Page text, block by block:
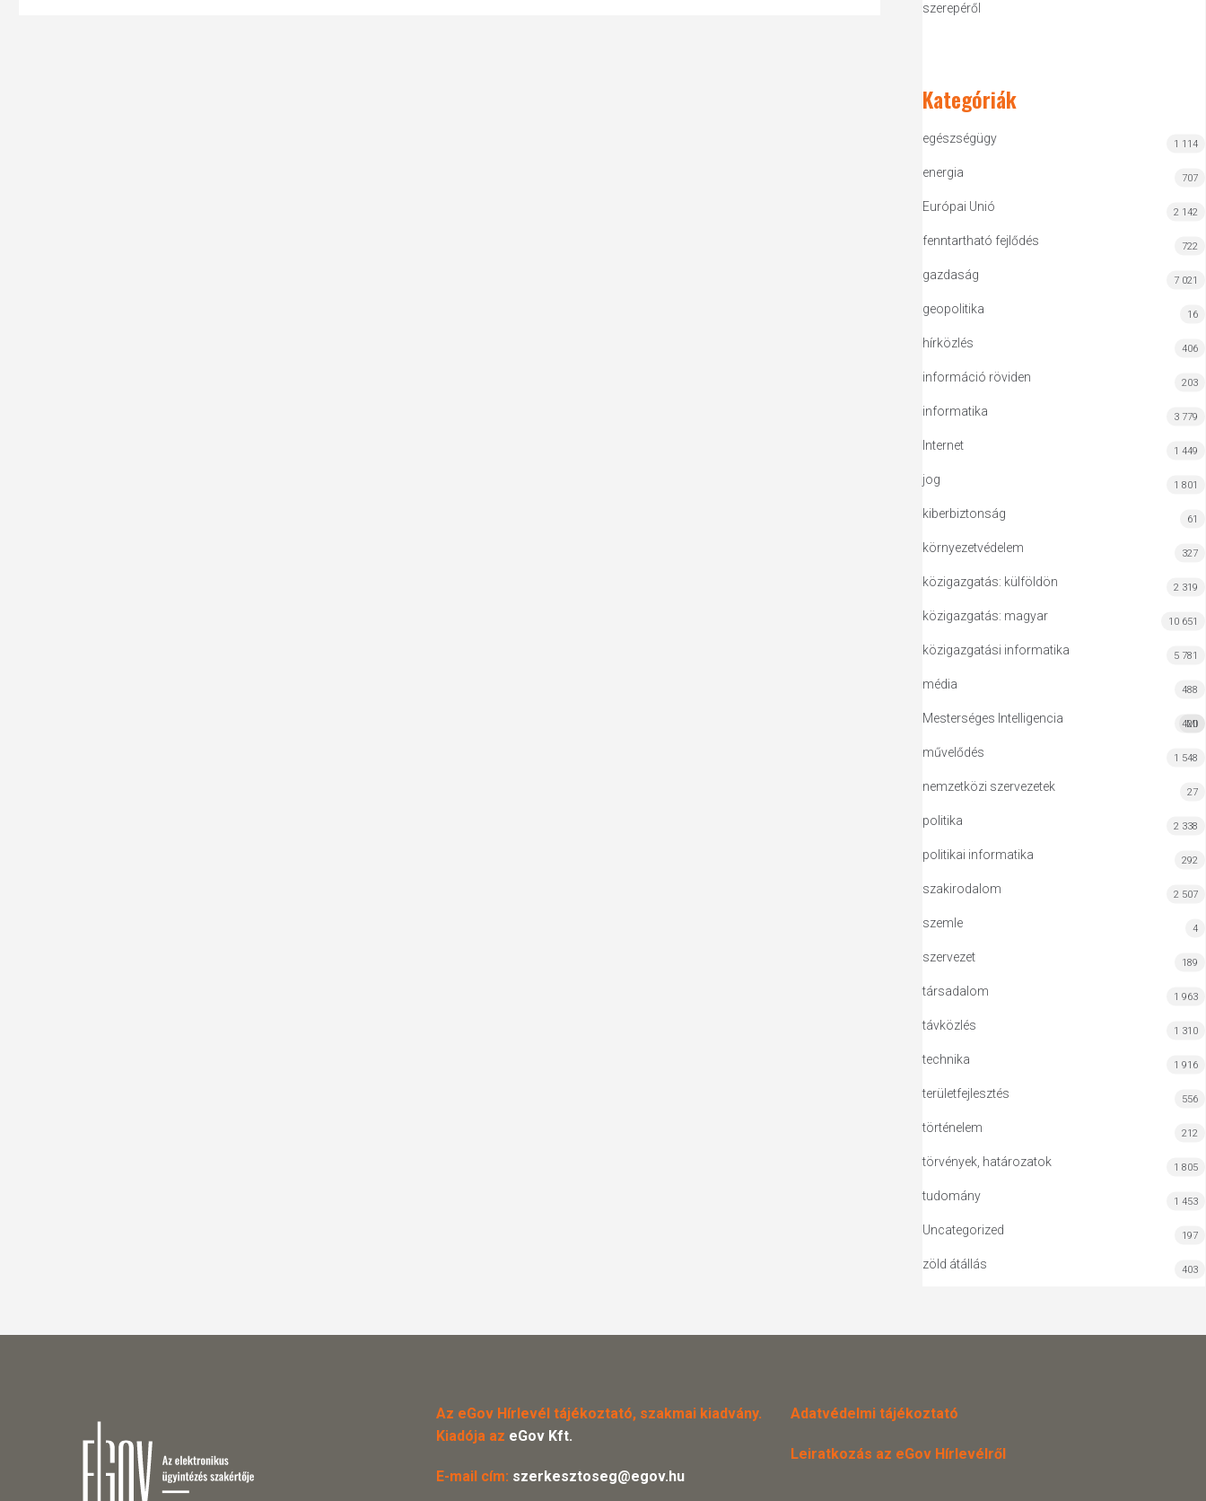
szerepéről
Kategóriák
egészségügy 1 114
energia 707
Európai Unió 2 142
fenntartható fejlődés 722
gazdaság 7 021
geopolitika 16
hírközlés 406
információ röviden 203
informatika 3 779
Internet 1 449
jog 1 801
kiberbiztonság 61
környezetvédelem 327
közigazgatás: külföldön 2 319
közigazgatás: magyar 10 651
közigazgatási informatika 5 781
média 488
Mesterséges Intelligencia MI
420
művelődés 1 548
nemzetközi szervezetek 27
politika 2 338
politikai informatika 292
szakirodalom 2 507
szemle 4
szervezet 189
társadalom 1 963
távközlés 1 310
technika 1 916
területfejlesztés 556
történelem 212
törvények, határozatok 1 805
tudomány 1 453
Uncategorized 197
zöld átállás 403
Az eGov Hírlevél tájékoztató, szakmai kiadvány.
Kiadója az eGov Kft.
E-mail cím: szerkesztoseg@egov.hu
Adatvédelmi tájékoztató
Leiratkozás az eGov Hírlevélről